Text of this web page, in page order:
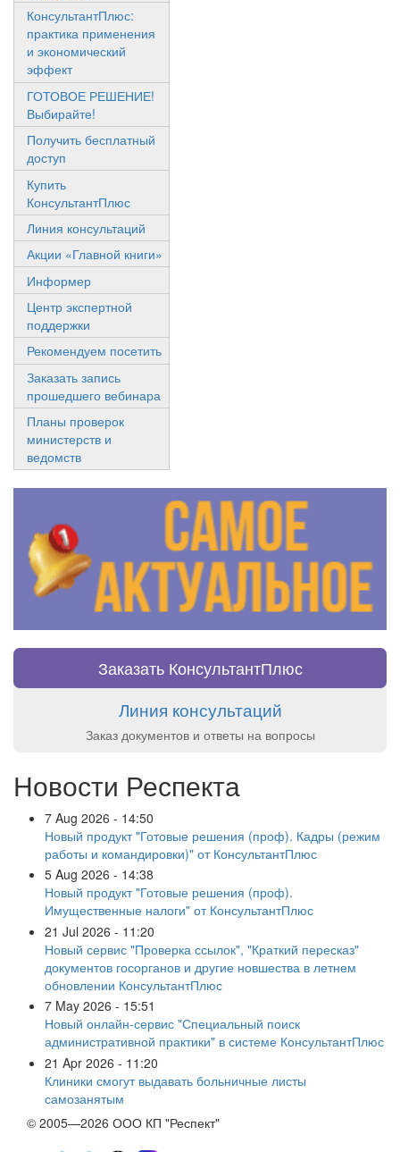
КонсультантПлюс:
практика применения
и экономический
эффект
ГОТОВОЕ РЕШЕНИЕ!
Выбирайте!
Получить бесплатный
доступ
Купить
КонсультантПлюс
Линия консультаций
Акции «Главной книги»
Информер
Центр экспертной
поддержки
Рекомендуем посетить
Заказать запись
прошедшего вебинара
Планы проверок
министерств и
ведомств
Заказать КонсультантПлюс
Линия консультаций
Заказ документов и ответы на вопросы
Новости Респекта
7 Aug 2026 - 14:50
Новый продукт "Готовые решения (проф). Кадры (режим
работы и командировки)" от КонсультантПлюс
5 Aug 2026 - 14:38
Новый продукт "Готовые решения (проф).
Имущественные налоги" от КонсультантПлюс
21 Jul 2026 - 11:20
Новый сервис "Проверка ссылок", "Краткий пересказ"
документов госорганов и другие новшества в летнем
обновлении КонсультантПлюс
7 May 2026 - 15:51
Новый онлайн-сервис "Специальный поиск
административной практики" в системе КонсультантПлюс
21 Apr 2026 - 11:20
Клиники смогут выдавать больничные листы
самозанятым
© 2005—2026 ООО КП "Респект"